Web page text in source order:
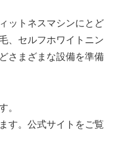
ットネスマシンにとど
、セルフホワイトニン
さまざまな設備を準備
。
す。公式サイトをご覧